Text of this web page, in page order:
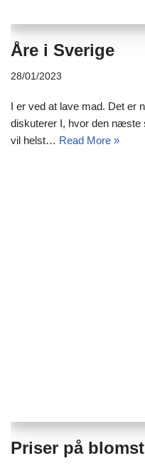
Åre i Sverige
28/01/2023
I er ved at lave mad. Det er
diskuterer I, hvor den næste
vil helst… Read More »
Priser på